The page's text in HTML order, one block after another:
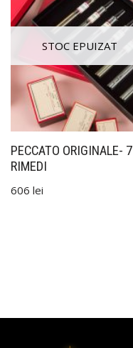
PECCATO ORIGINALE- 7
RIMEDI
606 lei